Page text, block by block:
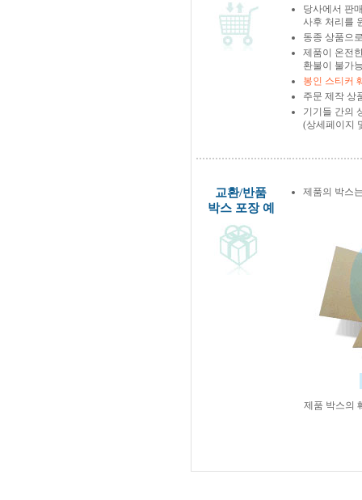
당사에서 판
사후 처리를
동종 상품으
제품이 온전
환불이 불가
봉인 스티커
주문 제작 상
기기들 간의
(상세페이지
교환/반품
박스 포장 예
제품의 박스
제품 박스의